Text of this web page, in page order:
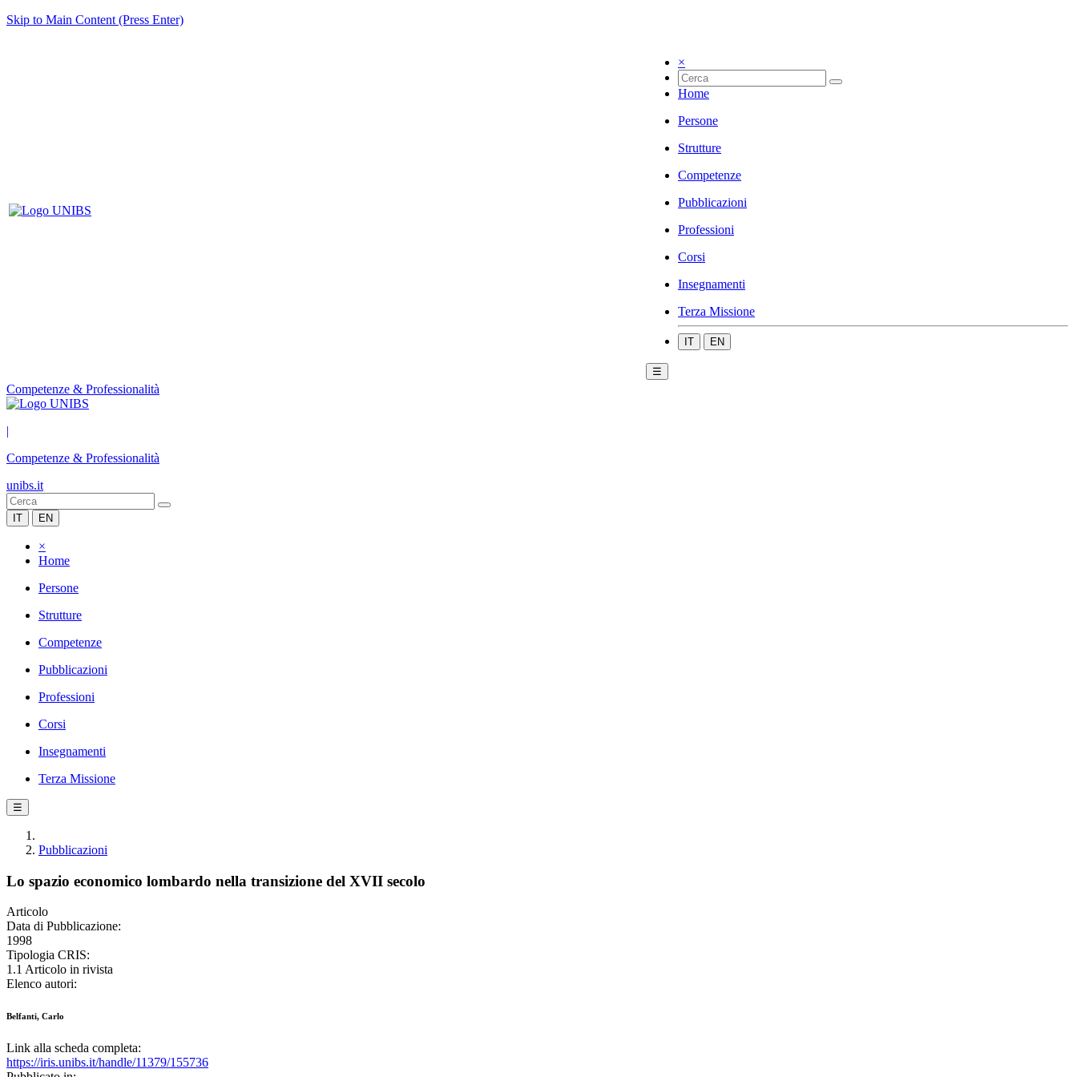
Skip to Main Content (Press Enter)
×
Home
Persone
Strutture
Competenze
Pubblicazioni
Professioni
Corsi
Insegnamenti
Terza Missione
IT EN
☰
Competenze & Professionalità
|
Competenze & Professionalità
unibs.it
IT EN
×
Home
Persone
Strutture
Competenze
Pubblicazioni
Professioni
Corsi
Insegnamenti
Terza Missione
☰
Pubblicazioni
Lo spazio economico lombardo nella transizione del XVII secolo
Articolo
Data di Pubblicazione:
1998
Tipologia CRIS:
1.1 Articolo in rivista
Elenco autori:
Belfanti, Carlo
Link alla scheda completa:
https://iris.unibs.it/handle/11379/155736